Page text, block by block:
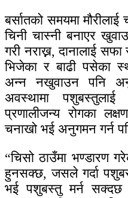
बर्सातको समयमा
चिनी चास्नी बनाएर
गरी नराख्न, दानालाई
भिजेका र बाढी पसेका
अन्न नखुवाउन पनि
अवस्थामा
प्रणालीजन्य रोगका
चनाखो भई अनुगमन गर्न
“चिसो ठाउँमा भण्डारण
हुनसक्छ, जसले गर्दा
भई पशुबस्तु मर्न सक्दछ